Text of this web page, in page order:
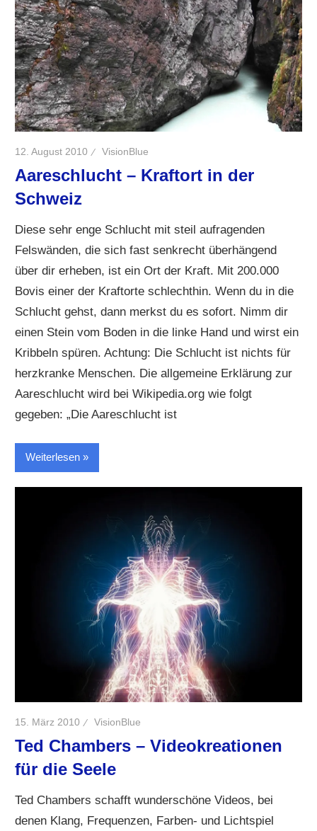
12. August 2010 VisionBlue
Aareschlucht – Kraftort in der
Schweiz
Diese sehr enge Schlucht mit steil aufragenden
Felswänden, die sich fast senkrecht überhängend
über dir erheben, ist ein Ort der Kraft. Mit 200.000
Bovis einer der Kraftorte schlechthin. Wenn du in die
Schlucht gehst, dann merkst du es sofort. Nimm dir
einen Stein vom Boden in die linke Hand und wirst ein
Kribbeln spüren. Achtung: Die Schlucht ist nichts für
herzkranke Menschen. Die allgemeine Erklärung zur
Aareschlucht wird bei Wikipedia.org wie folgt
gegeben: „Die Aareschlucht ist
Weiterlesen
15. März 2010 VisionBlue
Ted Chambers – Videokreationen
für die Seele
Ted Chambers schafft wunderschöne Videos, bei
denen Klang, Frequenzen, Farben- und Lichtspiel